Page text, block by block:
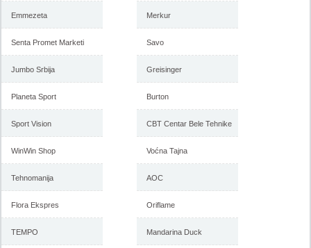
Emmezeta
Senta Promet Marketi
Jumbo Srbija
Planeta Sport
Sport Vision
WinWin Shop
Tehnomanija
Flora Ekspres
TEMPO
Merkur
Savo
Greisinger
Burton
CBT Centar Bele Tehnike
Voćna Tajna
AOC
Oriflame
Mandarina Duck